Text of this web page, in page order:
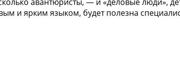
и ярким языком, будет полезна